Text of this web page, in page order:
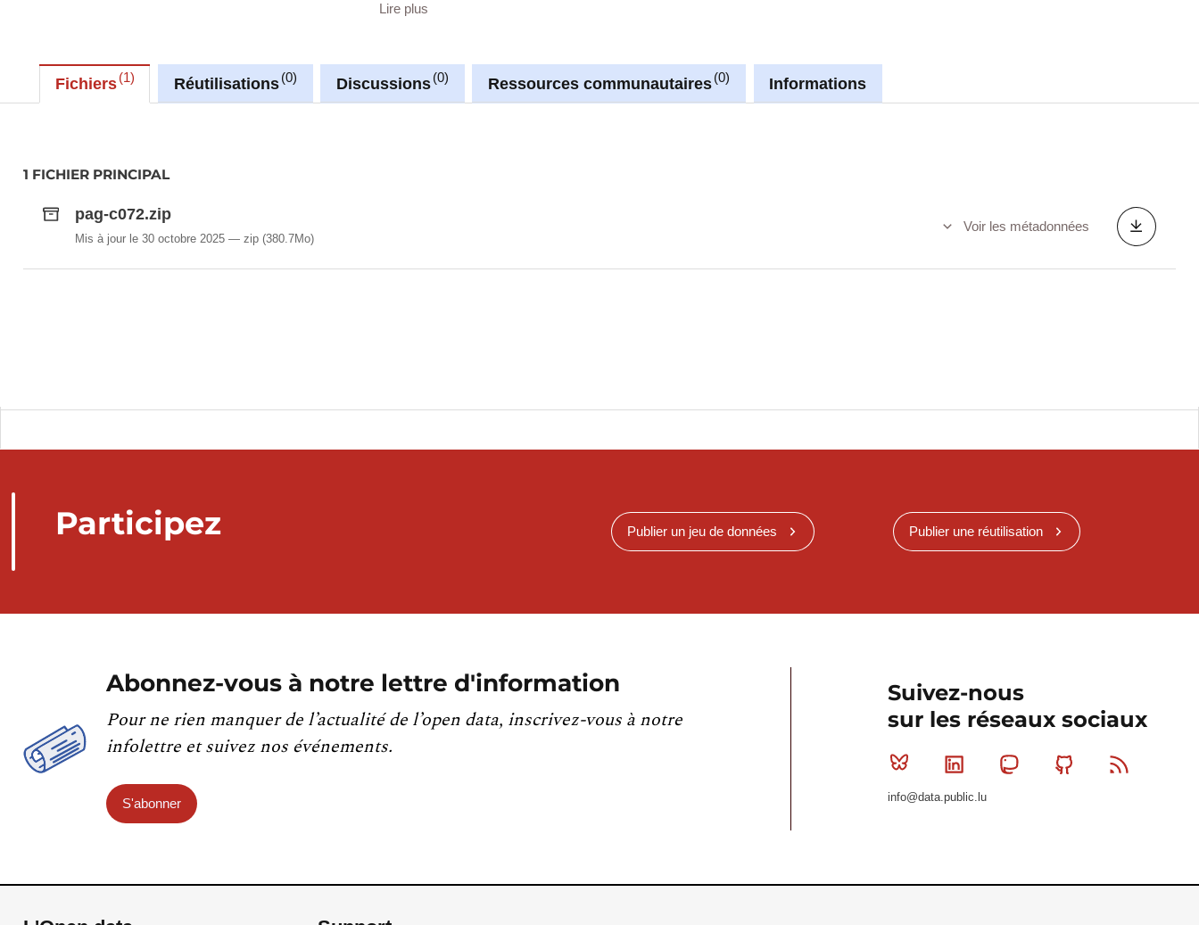
particulier (PAP) maintenus en vigueur. Ces documents sont fournis en format « PDF ».
Sur le sitehttps://pag-upload.mi.public.lu, vous trouverez d’avantage d’informations concernant la structure
« GML » ainsi qu’un outil plugin développé pour le programme « QGIS » permettant de télécharger,
visualiser (selon la légende type) et éditer la partie graphique du PAG.
Lire plus
Fichiers 1 Réutilisations 0 Discussions 0 Ressources communautaires 0 Informations
1 FICHIER PRINCIPAL
pag-c072.zip
Mis à jour le 30 octobre 2025 zip(380.7Mo)
Voir les métadonnées
Participez Publier un jeu de données Publier une réutilisation
Abonnez-vous à notre lettre d'information
Pour ne rien manquer de l’actualité de l’open data, inscrivez-vous à notre
infolettre et suivez nos événements.
S'abonner
Suivez-nous
sur les réseaux sociaux
Bluesky Linkedin MastodonGithub
info@data.public.lu